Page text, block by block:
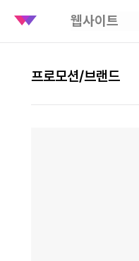
웹사이트
프로모션/브랜드